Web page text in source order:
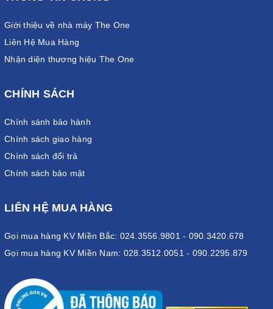
Giới thiệu về nhà máy The One
Liên Hệ Mua Hàng
Nhận diện thương hiệu The One
CHÍNH SÁCH
Chính sánh bảo hành
Chính sách giao hàng
Chính sách đổi trả
Chính sách bảo mật
LIÊN HỆ MUA HÀNG
Gọi mua hàng KV Miền Bắc: 024.3556.9801 - 090.3420.678
Gọi mua hàng KV Miền Nam: 028.3512.0051 - 090.2295.879